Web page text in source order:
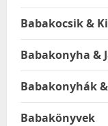
Babakocsik &
Babakonyha &
Babakonyhák
Babakönyvek